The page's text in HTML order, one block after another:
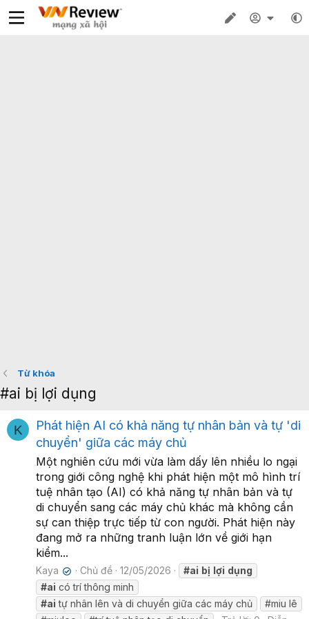
Từ khóa
#ai bị lợi dụng
K
Phát hiện AI có khả năng tự nhân bản và tự 'di
chuyển' giữa các máy chủ
Một nghiên cứu mới vừa làm dấy lên nhiều lo ngại
trong giới công nghệ khi phát hiện một mô hình trí
tuệ nhân tạo (AI) có khả năng tự nhân bản và tự
di chuyển sang các máy chủ khác mà không cần
sự can thiệp trực tiếp từ con người. Phát hiện này
đang mở ra những tranh luận lớn về giới hạn
kiểm...
Kaya ✔ Chủ đề 12/05/2026 #ai bị lợi dụng
#ai có trí thông minh
#ai tự nhân lên và di chuyển giữa các máy chủ
#miu lê